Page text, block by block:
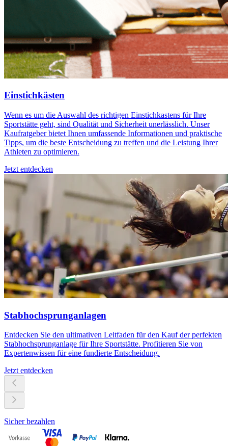
Einstichkästen
Wenn es um die Auswahl des richtigen Einstichkastens für Ihre
Sportstätte geht, sind Qualität und Sicherheit unerlässlich. Unser
Kaufratgeber bietet Ihnen umfassende Informationen und praktische
Tipps, um die beste Entscheidung zu treffen und die Leistung Ihrer
Athleten zu optimieren.
Jetzt entdecken
Stabhochsprunganlagen
Entdecken Sie den ultimativen Leitfaden für den Kauf der perfekten
Stabhochsprunganlage für Ihre Sportstätte. Profitieren Sie von
Expertenwissen für eine fundierte Entscheidung.
Jetzt entdecken
Sicher bezahlen